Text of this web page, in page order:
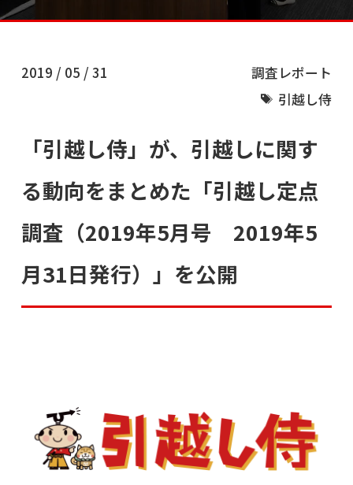
2019 / 05 / 31
調査レポート
引越し侍
「引越し侍」が、引越しに関す
る動向をまとめた「引越し定点
調査（2019年5月号 2019年5
月31日発行）」を公開